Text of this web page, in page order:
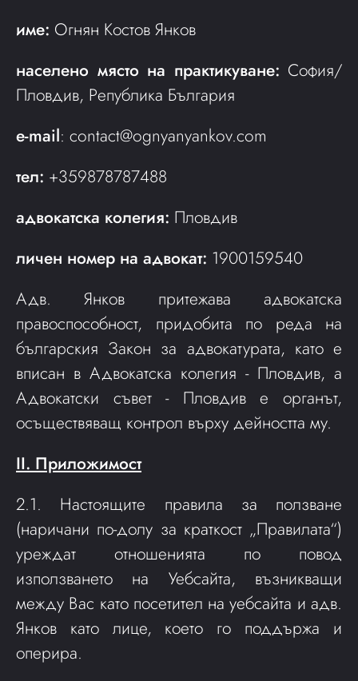
име: Огнян Костов Янков
населено място на практикуване: София/
Пловдив, Република България
e-mail: contact@ognyanyankov.com
тел: +359878787488
адвокатска колегия: Пловдив
личен номер на адвокат: 1900159540
Адв. Янков притежава адвокатска
правоспособност, придобита по реда на
българския Закон за адвокатурата, като е
вписан в Адвокатска колегия - Пловдив, а
Адвокатски съвет - Пловдив е органът,
осъществяващ контрол върху дейността му.
II. Приложимост
2.1. Настоящите правила за ползване
(наричани по-долу за краткост „Правилата“)
уреждат отношенията по повод
използването на Уебсайта, възникващи
между Вас като посетител на уебсайта и адв.
Янков като лице, което го поддържа и
оперира.